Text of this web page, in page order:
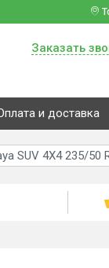
Заказать
и доставка
SUV 4X4 235/50